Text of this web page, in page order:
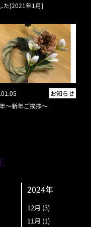
た[2021年1月]
お知らせ
～新年ご挨拶～
2024年
12月 (3)
11月 (1)